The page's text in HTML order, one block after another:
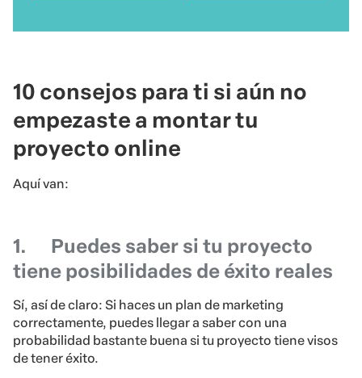
10 consejos para ti si aún no
empezaste a montar tu
proyecto online
Aquí van:
1.
Puedes saber si tu proyecto
tiene posibilidades de éxito reales
Sí, así de claro: Si haces un plan de marketing
correctamente, puedes llegar a saber con una
probabilidad bastante buena si tu proyecto tiene visos
de tener éxito.